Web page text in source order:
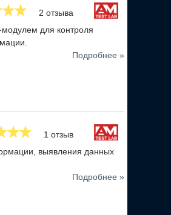
2 отзыва
для контроля
Подробнее »
1 отзыв
выявления данных
Подробнее »